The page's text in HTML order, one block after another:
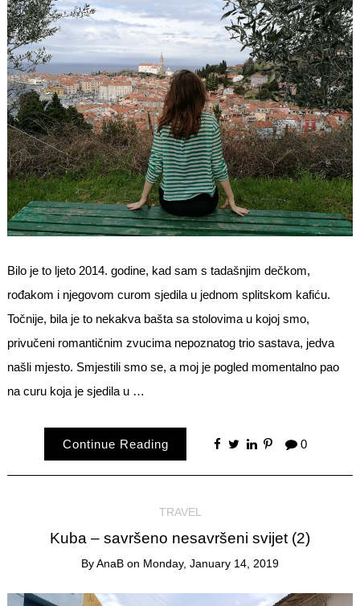
Bilo je to ljeto 2014. godine, kad sam s tadašnjim dečkom,
rođakom i njegovom curom sjedila u jednom splitskom kafiću.
Točnije, bila je to nekakva bašta sa stolovima u kojoj smo,
privučeni romantičnim zvucima nepoznatog trio sastava, jedva
našli mjesto. Smjestili smo se, a moj je pogled momentalno pao
na curu koja je sjedila u …
Continue Reading 0
TRAVEL
Kuba – savršeno nesavršeni svijet (2)
ByAnaB on Monday, January 14, 2019